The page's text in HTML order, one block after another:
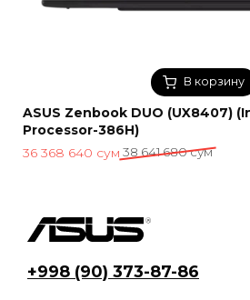
В корзину
ASUS Zenbook DUO (UX8407)
Processor-386H)
38 641 680сум
Первоначальная
641
36 368 640 сум
Текущая
640 сум.
+998 (90) 373-87-86